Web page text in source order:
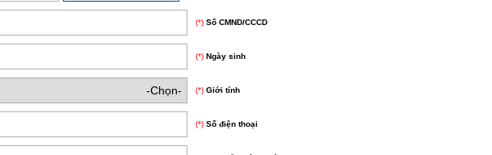
Số CMND/CCCD
(*)
Ngày sinh
(*)
Giới tính
(*)
Số điện thoại
(*)